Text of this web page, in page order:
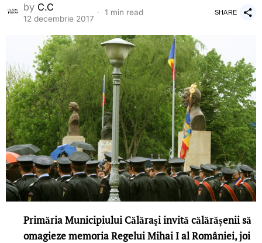
by C.C
12 decembrie 2017
1 min read SHARE
Primăria Municipiului Călăraşi invită călărășenii să
omagieze memoria Regelui Mihai I al României, joi